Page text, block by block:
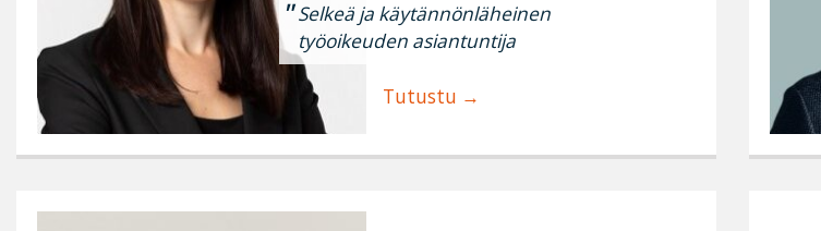
Selkeä ja käytännönläheinen
työoikeuden asiantuntija
Tutustu